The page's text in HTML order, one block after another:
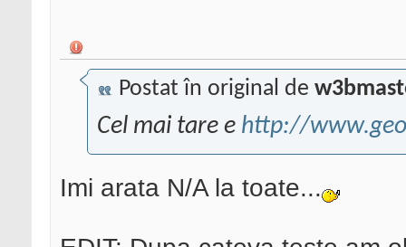
Postat în original de
Cel mai tare e http://
Imi arata N/A la toate...